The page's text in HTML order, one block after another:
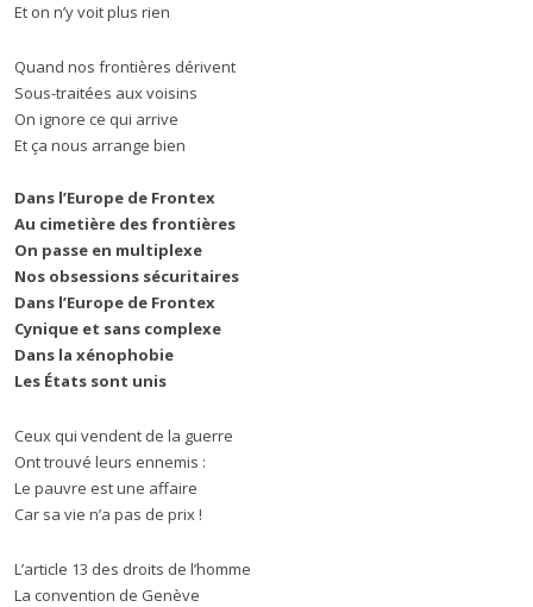
Et on n’y voit plus rien
Quand nos frontières dérivent
Sous-traitées aux voisins
On ignore ce qui arrive
Et ça nous arrange bien
Dans l’Europe de Frontex
Au cimetière des frontières
On passe en multiplexe
Nos obsessions sécuritaires
Dans l’Europe de Frontex
Cynique et sans complexe
Dans la xénophobie
Les États sont unis
Ceux qui vendent de la guerre
Ont trouvé leurs ennemis :
Le pauvre est une affaire
Car sa vie n’a pas de prix !
L’article 13 des droits de l’homme
La convention de Genève